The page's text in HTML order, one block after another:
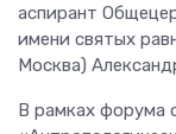
аспирант
имени святых
Москва)
В рамках форума